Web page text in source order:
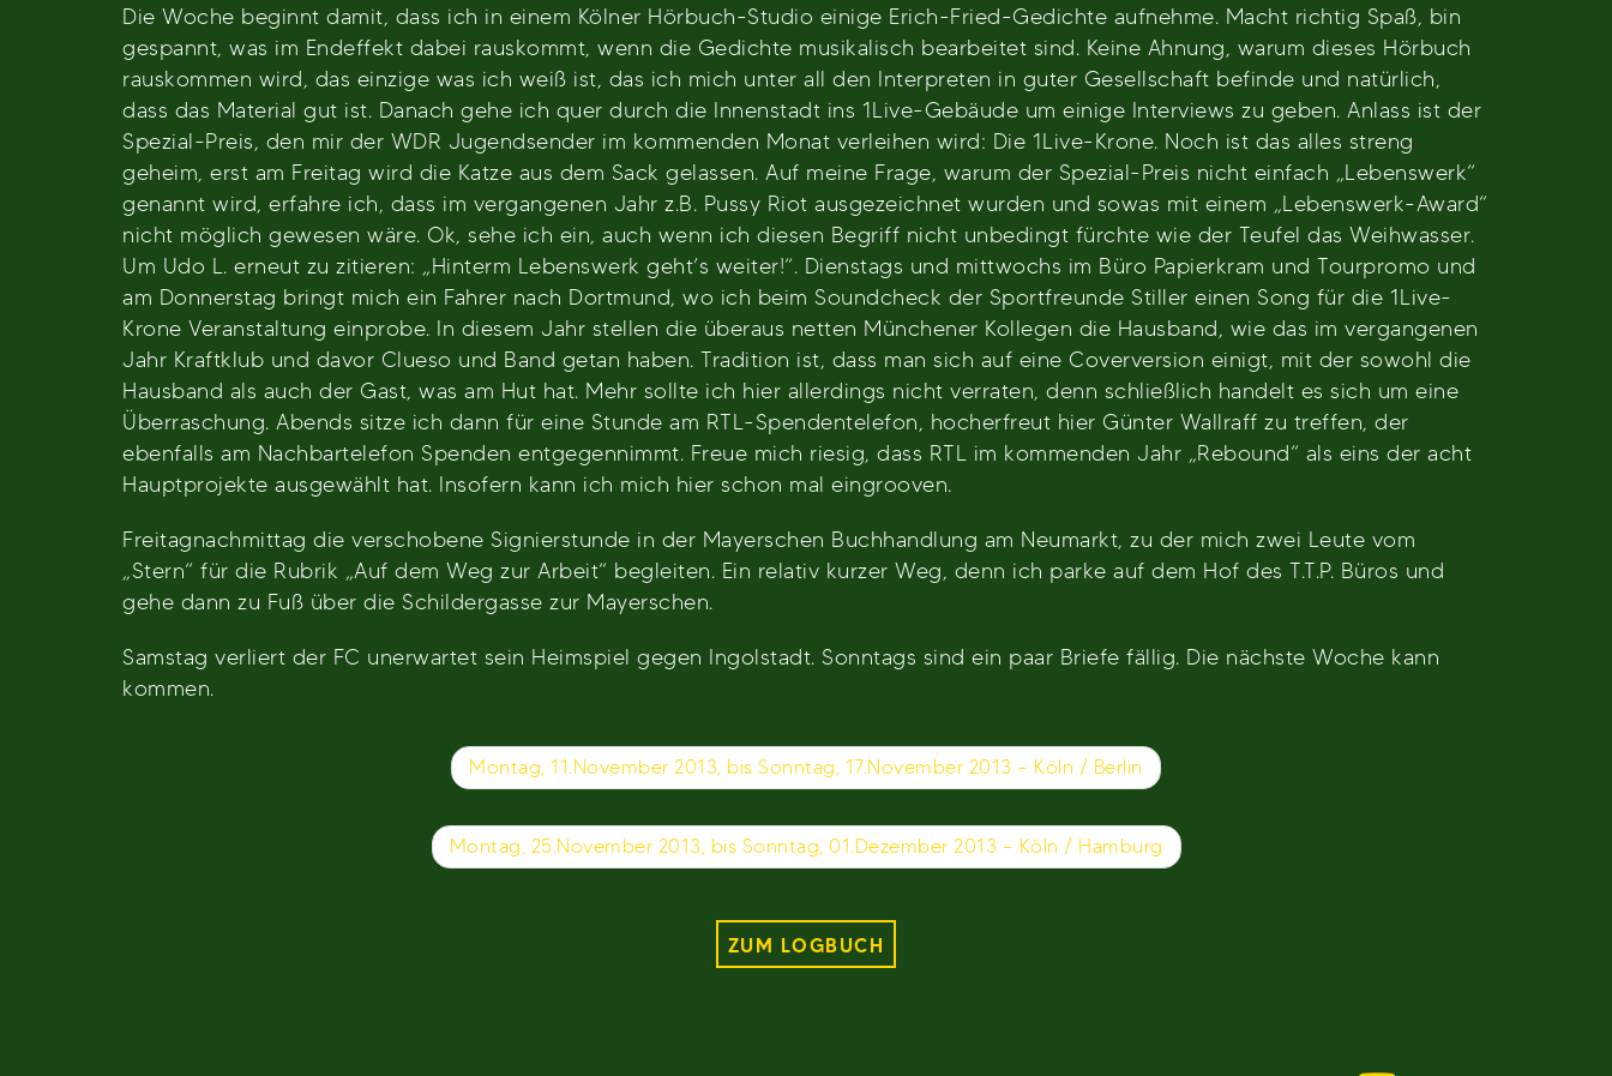
Die Woche beginnt damit, dass ich in einem Kölner Hörbuch-Studio einige Erich-Fried-Gedichte aufnehme. Macht richtig Spaß, bin
gespannt, was im Endeffekt dabei rauskommt, wenn die Gedichte musikalisch bearbeitet sind. Keine Ahnung, warum dieses Hörbuch
rauskommen wird, das einzige was ich weiß ist, das ich mich unter all den Interpreten in guter Gesellschaft befinde und natürlich,
dass das Material gut ist. Danach gehe ich quer durch die Innenstadt ins 1Live-Gebäude um einige Interviews zu geben. Anlass ist der
Spezial-Preis, den mir der WDR Jugendsender im kommenden Monat verleihen wird: Die 1Live-Krone. Noch ist das alles streng
geheim, erst am Freitag wird die Katze aus dem Sack gelassen. Auf meine Frage, warum der Spezial-Preis nicht einfach „Lebenswerk“
genannt wird, erfahre ich, dass im vergangenen Jahr z.B. Pussy Riot ausgezeichnet wurden und sowas mit einem „Lebenswerk-Award“
nicht möglich gewesen wäre. Ok, sehe ich ein, auch wenn ich diesen Begriff nicht unbedingt fürchte wie der Teufel das Weihwasser.
Um Udo L. erneut zu zitieren: „Hinterm Lebenswerk geht’s weiter!“. Dienstags und mittwochs im Büro Papierkram und Tourpromo und
am Donnerstag bringt mich ein Fahrer nach Dortmund, wo ich beim Soundcheck der Sportfreunde Stiller einen Song für die 1Live-
Krone Veranstaltung einprobe. In diesem Jahr stellen die überaus netten Münchener Kollegen die Hausband, wie das im vergangenen
Jahr Kraftklub und davor Clueso und Band getan haben. Tradition ist, dass man sich auf eine Coverversion einigt, mit der sowohl die
Hausband als auch der Gast, was am Hut hat. Mehr sollte ich hier allerdings nicht verraten, denn schließlich handelt es sich um eine
Überraschung. Abends sitze ich dann für eine Stunde am RTL-Spendentelefon, hocherfreut hier Günter Wallraff zu treffen, der
ebenfalls am Nachbartelefon Spenden entgegennimmt. Freue mich riesig, dass RTL im kommenden Jahr „Rebound“ als eins der acht
Hauptprojekte ausgewählt hat. Insofern kann ich mich hier schon mal eingrooven.
Freitagnachmittag die verschobene Signierstunde in der Mayerschen Buchhandlung am Neumarkt, zu der mich zwei Leute vom
„Stern“ für die Rubrik „Auf dem Weg zur Arbeit“ begleiten. Ein relativ kurzer Weg, denn ich parke auf dem Hof des T.T.P. Büros und
gehe dann zu Fuß über die Schildergasse zur Mayerschen.
Samstag verliert der FC unerwartet sein Heimspiel gegen Ingolstadt. Sonntags sind ein paar Briefe fällig. Die nächste Woche kann
kommen.
Beitragsnavigation Montag, 11.November 2013, bis Sonntag, 17.November 2013 – Köln / Berlin
Montag, 25.November 2013, bis Sonntag, 01.Dezember 2013 – Köln / Hamburg
ZUM LOGBUCH